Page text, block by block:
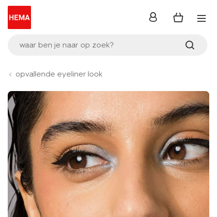
waar ben je naar op zoek?
inloggen
opvallende eyeliner look